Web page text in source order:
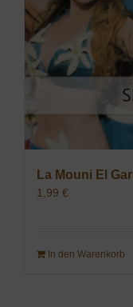
La Mouni El
1,99 €
In den Warenkorb